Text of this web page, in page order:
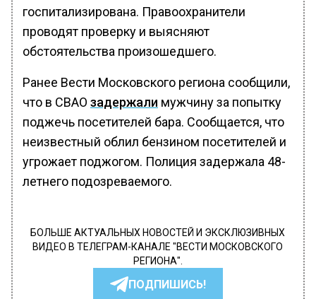
госпитализирована. Правоохранители
проводят проверку и выясняют
обстоятельства произошедшего.
Ранее Вести Московского региона сообщили,
что в СВАО задержали мужчину за попытку
поджечь посетителей бара. Сообщается, что
неизвестный облил бензином посетителей и
угрожает поджогом. Полиция задержала 48-
летнего подозреваемого.
БОЛЬШЕ АКТУАЛЬНЫХ НОВОСТЕЙ И ЭКСКЛЮЗИВНЫХ
ВИДЕО В ТЕЛЕГРАМ-КАНАЛЕ "ВЕСТИ МОСКОВСКОГО
РЕГИОНА".
ПОДПИШИСЬ!